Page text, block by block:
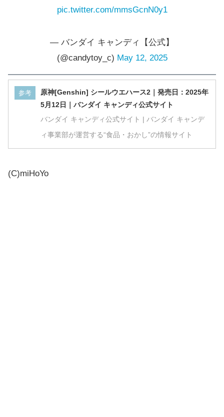
pic.twitter.com/mmsGcnN0y1
— バンダイ キャンディ【公式】
(@candytoy_c) May 12, 2025
参考
原神[Genshin] シールウエハース2｜発売日：2025年
5月12日｜バンダイ キャンディ公式サイト
バンダイ キャンディ公式サイト | バンダイ キャンデ
ィ事業部が運営する“食品・おかし”の情報サイト
(C)miHoYo